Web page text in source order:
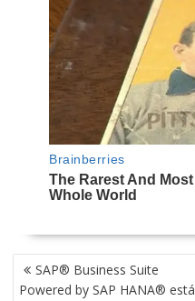
NAVEGACIÓN
DE SAP® Business Suite
Powered by SAP HANA® está